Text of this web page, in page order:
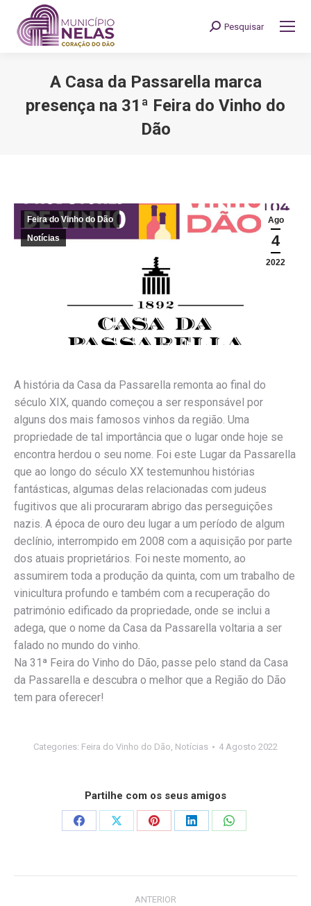
Search:
Pesquisar
A Casa da Passarella marca
presença na 31ª Feira do Vinho do
Dão
Ago
4
2022
Feira do Vinho do Dão
Notícias
A história da Casa da Passarella remonta ao final do
século XIX, quando começou a ser responsável por
alguns dos mais famosos vinhos da região. Uma
propriedade de tal importância que o lugar onde hoje se
encontra herdou o seu nome. Foi este Lugar da Passarella
que ao longo do século XX testemunhou histórias
fantásticas, algumas delas relacionadas com judeus
fugitivos que ali procuraram abrigo das perseguições
nazis. A época de ouro deu lugar a um período de algum
declínio, interrompido em 2008 com a aquisição por parte
dos atuais proprietários. Foi neste momento, ao
assumirem toda a produção da quinta, com um trabalho de
vinicultura profundo e também com a recuperação do
património edificado da propriedade, onde se inclui a
adega, que o nome da Casa da Passarella voltaria a ser
falado no mundo do vinho.
Na 31ª Feira do Vinho do Dão, passe pelo stand da Casa
da Passarella e descubra o melhor que a Região do Dão
tem para oferecer!
Categories: Feira do Vinho do Dão, Notícias 4 Agosto 2022
Partilhe com os seus amigos
Share
Share
Share
Share
Share
ANTERIOR